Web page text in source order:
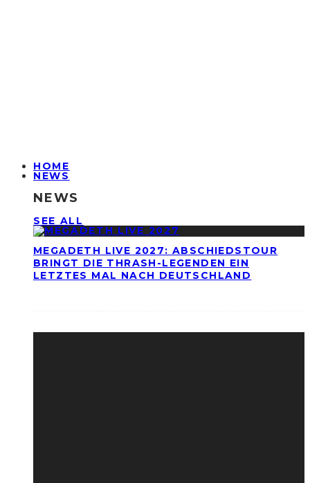
HOME
NEWS
NEWS
SEE ALL
MEGADETH LIVE 2027: ABSCHIEDSTOUR
BRINGT DIE THRASH-LEGENDEN EIN
LETZTES MAL NACH DEUTSCHLAND